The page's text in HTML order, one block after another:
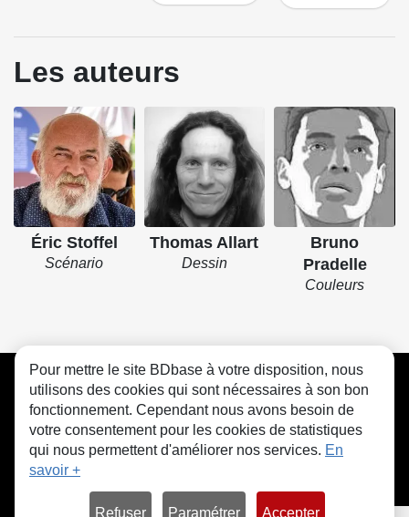
Les auteurs
Éric Stoffel
Scénario
Thomas Allart
Dessin
Bruno
Pradelle
Couleurs
CGU FAQ Contact Cookies
Pour mettre le site BDbase à votre disposition, nous
utilisons des cookies qui sont nécessaires à son bon
fonctionnement. Cependant nous avons besoin de
votre consentement pour les cookies de statistiques
qui nous permettent d'améliorer nos services. En
savoir +
Refuser Paramétrer Accepter